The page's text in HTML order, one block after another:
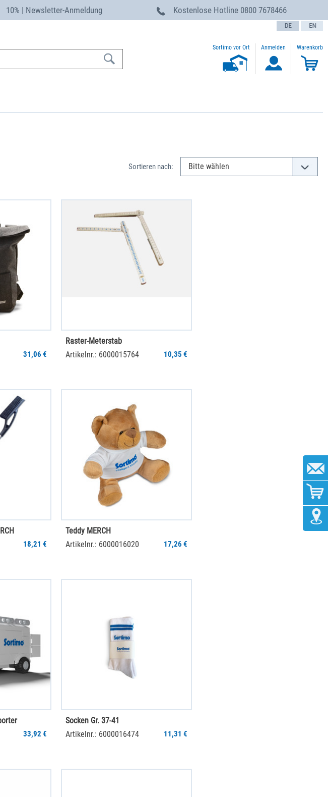
10% | Newsletter-Anmeldung Kostenlose Hotline 0800 7678466
text.language
Sortimo vor Ort Anmelden Warenkorb
Sortieren nach:
31,06 €
Raster-Meterstab
Artikelnr.: 6000015764
10,35 €
18,21 €
Teddy MERCH
Artikelnr.: 6000016020
17,26 €
33,92 €
Socken Gr. 37-41
Artikelnr.: 6000016474
11,31 €